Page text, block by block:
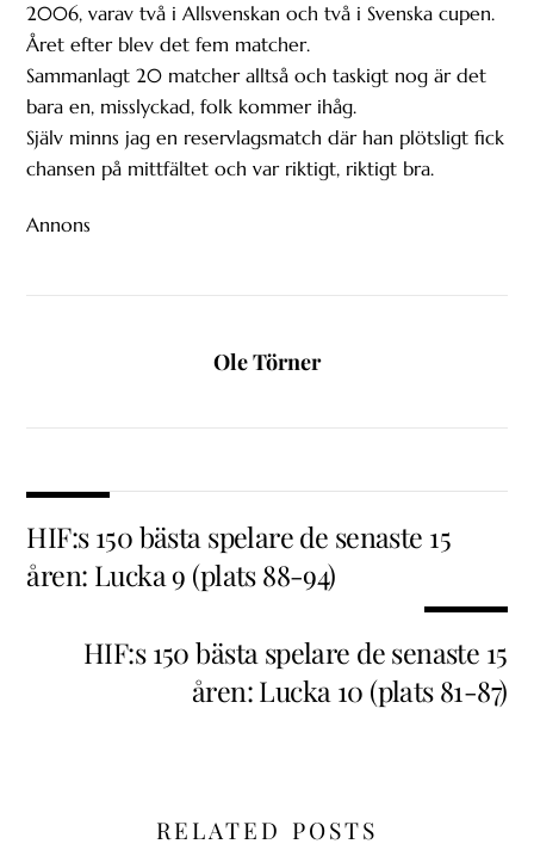
2006, varav två i Allsvenskan och två i Svenska cupen.
Året efter blev det fem matcher.
Sammanlagt 20 matcher alltså och taskigt nog är det
bara en, misslyckad, folk kommer ihåg.
Själv minns jag en reservlagsmatch där han plötsligt fick
chansen på mittfältet och var riktigt, riktigt bra.
Annons
Ole Törner
HIF:s 150 bästa spelare de senaste 15
åren: Lucka 9 (plats 88-94)
HIF:s 150 bästa spelare de senaste 15
åren: Lucka 10 (plats 81-87)
RELATED POSTS